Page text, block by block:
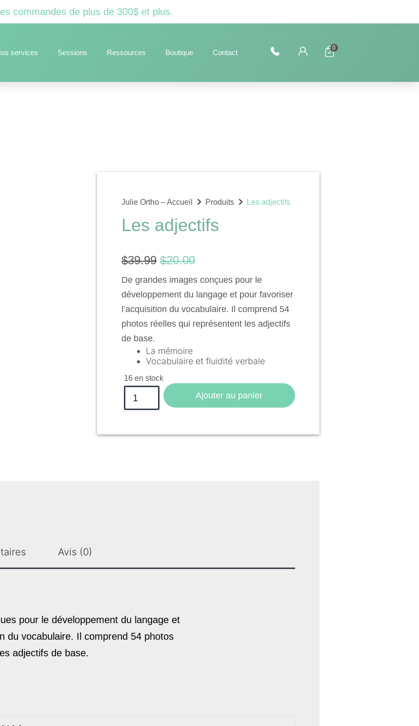
commandes de plus de 300$ et plus.
services Sessions Ressources Boutique Contact
0
Julie Ortho – Accueil Produits Les adjectifs
Les adjectifs
$39.99 $20.00
De grandes images conçues pour le
développement du langage et pour favoriser
l’acquisition du vocabulaire. Il comprend 54
photos réelles qui représentent les adjectifs
de base.
La mémoire
Vocabulaire et fluidité verbale
16 en stock
Ajouter au panier
Avis (0)
pour le développement du langage et
du vocabulaire. Il comprend 54 photos
adjectifs de base.